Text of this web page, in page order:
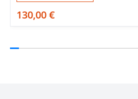
130,00 €